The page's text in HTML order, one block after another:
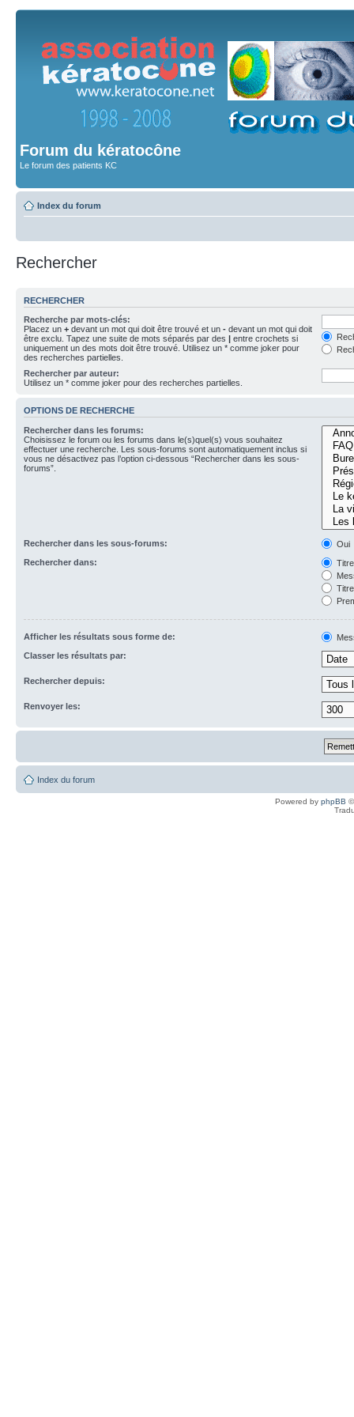
Forum du kératocône
Le forum des patients KC
Index du forum
Rechercher
RECHERCHER
Recherche par mots-clés:
Placez un + devant un mot qui doit être trouvé et un - devant un mot qui doit
être exclu. Tapez une suite de mots séparés par des | entre crochets si
uniquement un des mots doit être trouvé. Utilisez un * comme joker pour
des recherches partielles.
Rechercher par auteur:
Utilisez un * comme joker pour des recherches partielles.
OPTIONS DE RECHERCHE
Rechercher dans les forums:
Choisissez le forum ou les forums dans le(s)quel(s) vous souhaitez
effectuer une recherche. Les sous-forums sont automatiquement inclus si
vous ne désactivez pas l’option ci-dessous “Rechercher dans les sous-
forums”.
Rechercher dans les sous-forums:
Oui
Rechercher dans:
Afficher les résultats sous forme de:
Classer les résultats par:
Rechercher depuis:
Renvoyer les:
Index du forum
Powered by phpBB